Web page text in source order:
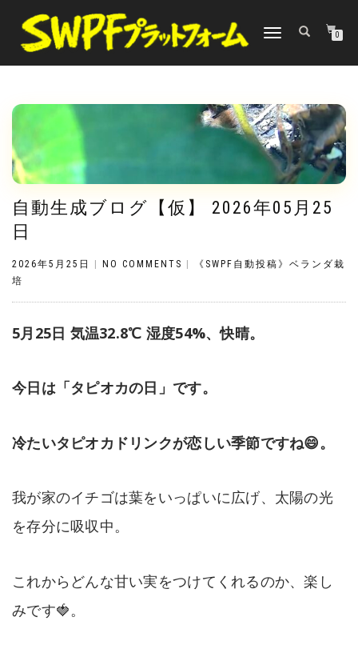
TOGGLE
0
自動生成ブログ【仮】 2026年05月25
日
2026年5月25日 NO COMMENTS
《SWPF自動投稿》ベランダ栽
培
5月25日 気温32.8℃ 湿度54%、快晴。
今日は「タピオカの日」です。
冷たいタピオカドリンクが恋しい季節ですね😄。
我が家のイチゴは葉をいっぱいに広げ、太陽の光
を存分に吸収中。
これからどんな甘い実をつけてくれるのか、楽し
みです🍓。